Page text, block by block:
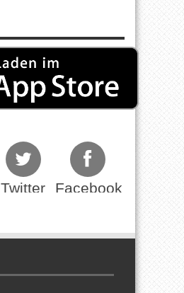
Twitter Facebook